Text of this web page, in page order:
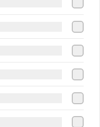
MOLLETES